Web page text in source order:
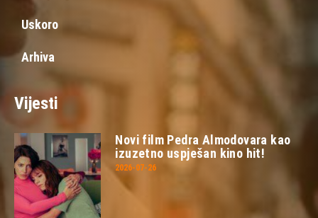
Uskoro
Arhiva
Vijesti
Novi film Pedra Almodovara kao
izuzetno uspješan kino hit!
2026-07-26